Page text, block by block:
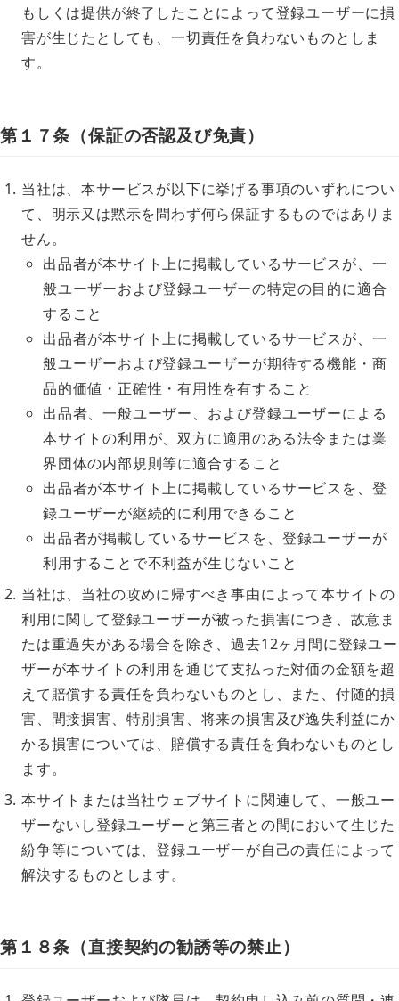
もしくは提供が終了したことによって登録ユーザーに損
害が生じたとしても、一切責任を負わないものとしま
す。
第１７条（保証の否認及び免責）
当社は、本サービスが以下に挙げる事項のいずれについ
て、明示又は黙示を問わず何ら保証するものではありま
せん。
出品者が本サイト上に掲載しているサービスが、一
般ユーザーおよび登録ユーザーの特定の目的に適合
すること
出品者が本サイト上に掲載しているサービスが、一
般ユーザーおよび登録ユーザーが期待する機能・商
品的価値・正確性・有用性を有すること
出品者、一般ユーザー、および登録ユーザーによる
本サイトの利用が、双方に適用のある法令または業
界団体の内部規則等に適合すること
出品者が本サイト上に掲載しているサービスを、登
録ユーザーが継続的に利用できること
出品者が掲載しているサービスを、登録ユーザーが
利用することで不利益が生じないこと
当社は、当社の攻めに帰すべき事由によって本サイトの
利用に関して登録ユーザーが被った損害につき、故意ま
たは重過失がある場合を除き、過去12ヶ月間に登録ユー
ザーが本サイトの利用を通じて支払った対価の金額を超
えて賠償する責任を負わないものとし、また、付随的損
害、間接損害、特別損害、将来の損害及び逸失利益にか
かる損害については、賠償する責任を負わないものとし
ます。
本サイトまたは当社ウェブサイトに関連して、一般ユー
ザーないし登録ユーザーと第三者との間において生じた
紛争等については、登録ユーザーが自己の責任によって
解決するものとします。
第１８条（直接契約の勧誘等の禁止）